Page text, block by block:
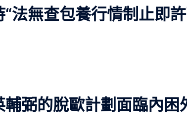
法無查包養行情制止即
弼的脫歐計劃面臨內困